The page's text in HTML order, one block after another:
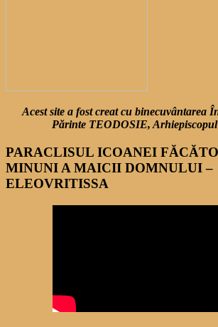
Acest site a fost creat cu binecuvântarea
Părinte TEODOSIE,
PARACLISUL ICOANEI
MINUNI A MAICII DOMNULUI –
ELEOVRITISSA